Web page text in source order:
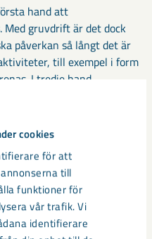
cookies
för att
till
funktioner för
vår trafik. Vi
identifierare
hand att
Med gruvdrift är det dock
påverkan så långt det är
till exempel i form
I tredje hand
möjliga teknik ska
och det är en annan
ut mindre. Vi har
projekt, till exempel
säger Linda Bjurholt.–
miljötillstånden inte bara
som kommer efter. Vi är